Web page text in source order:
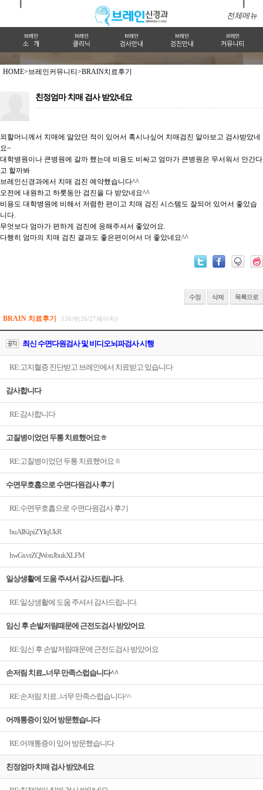
전체메뉴
HOME>브레인커뮤니티>BRAIN치료후기
친정엄마 치매 검사 받았네요
외할머니께서 치매에 앓았던 적이 있어서 혹시나싶어 치매검진 알아보고 검사받았네
요~
대학병원이나 큰병원에 갈까 했는데 비용도 비싸고 엄마가 큰병원은 무서워서 안간다
고 할까봐
브레인신경과에서 치매 검진 예약했습니다^^
오전에 내원하고 하룻동안 검진을 다 받았네요^^
비용도 대학병원에 비해서 저렴한 편이고 치매 검진 시스템도 잘되어 있어서 좋았습
니다.
무엇보다 엄마가 편하게 검진에 응해주셔서 좋았어요.
다행히 엄마의 치매 검진 결과도 좋은편이어서 더 좋았네요^^
수정 삭제 목록으로
BRAIN 치료후기 536개(26/27페이지)
최신 수면다원검사 및 비디오뇌파검사 시행
RE:고지혈증 진단받고 브레인에서 치료받고 있습니다
감사합니다
RE:감사합니다
고질병이었던 두통 치료했어요ㅎ
RE:고질병이었던 두통 치료했어요ㅎ
수면무호흡으로 수면다원검사 후기
RE:수면무호흡으로 수면다원검사 후기
buAIKipiZYIqUkR
hwGxvrZQWonJbukXLFM
일상생활에 도움 주셔서 감사드립니다.
RE:일상생활에 도움 주셔서 감사드립니다.
임신 후 손발저림때문에 근전도검사 받았어요
RE:임신 후 손발저림때문에 근전도검사 받았어요
손저림 치료...너무 만족스럽습니다^^
RE:손저림 치료...너무 만족스럽습니다^^
어깨통증이 있어 방문했습니다
RE:어깨통증이 있어 방문했습니다
친정엄마 치매 검사 받았네요